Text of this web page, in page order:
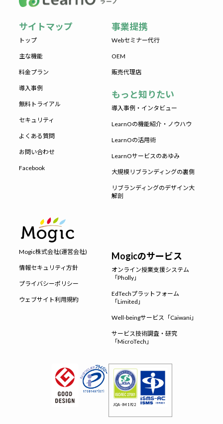
サイトマップ
トップ
主な機能
料金プラン
導入事例
無料トライアル
セキュリティ
よくある質問
お問い合わせ
Facebook
事業提携
Webセミナー代行
OEM
販売代理店
もっと知りたい
導入事例・インタビュー
LearnOの機能紹介・ノウハウ
LearnOの活用術
LearnOサービスのあゆみ
大規模リブランディングの裏側
リブランディングのデザイン大
解剖
Mogic株式会社(運営会社)
情報セキュリティ方針
プライバシーポリシー
ウェブサイト利用規約
Mogicのサービス
オンライン授業支援システム
「Pholly」
EdTechプラットフォーム
「Limited」
Well-beingサービス「Caiwani」
サービス技術調査・研究
「MicroTech」
JQA-IM1922